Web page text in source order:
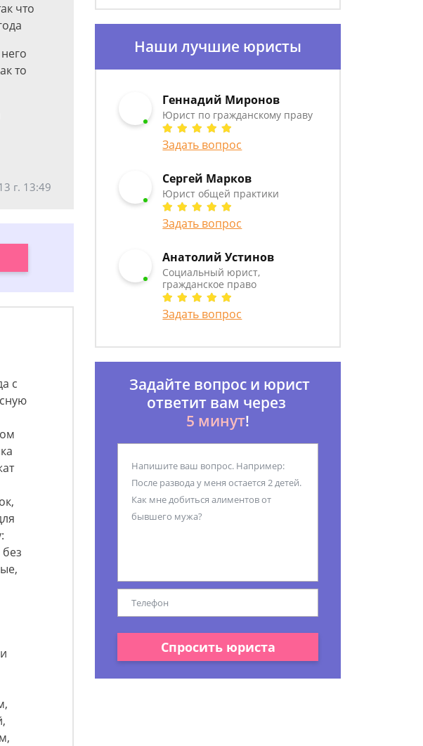
что
то
г. 13:49
с
Наши лучшие юристы
Геннадий Миронов
Юрист по гражданскому праву
Задать вопрос
Сергей Марков
Юрист общей практики
Задать вопрос
Анатолий Устинов
Социальный юрист,
гражданское право
Задать вопрос
Задайте вопрос и юрист
ответит вам через
5 минут!
Спросить юриста